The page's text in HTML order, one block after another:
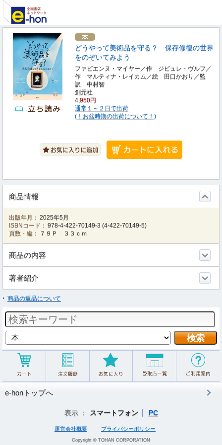
どうやって美術品を守る？ 保存修復の世界
をのぞいてみよう
ファビエンヌ・マイヤー／作 ジビュレ・ヴルフ／
作 マルティナ・レイカム／絵 田口かおり／監
訳 中村智
創元社
4,950円
通常１～２日で出荷
(！お盆時期の出荷について！)
商品情報
出版年月： 2025年5月
ISBNコード： 978-4-422-70149-3 (4-422-70149-5)
頁数・縦：
７９Ｐ ３３ｃｍ
商品の内容
著者紹介
商品の返品について
e-honトップへ
表示 ： スマートフォン PC
運営会社概要 プライバシーポリシー
Copyright © TOHAN CORPORATION